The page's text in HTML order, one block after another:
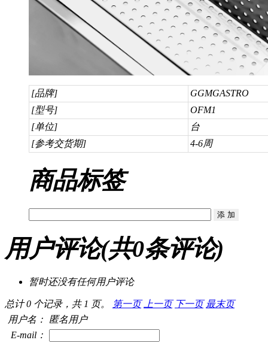
[品牌]
GGMGASTRO
[型号]
OFM1
[单位]
台
[参考交货期]
4-6周
商品标签
用户评论(共0条评论)
暂时还没有任何用户评论
总计 0 个记录，共 1 页。 第一页 上一页 下一页 最末页
用户名：
匿名用户
E-mail：